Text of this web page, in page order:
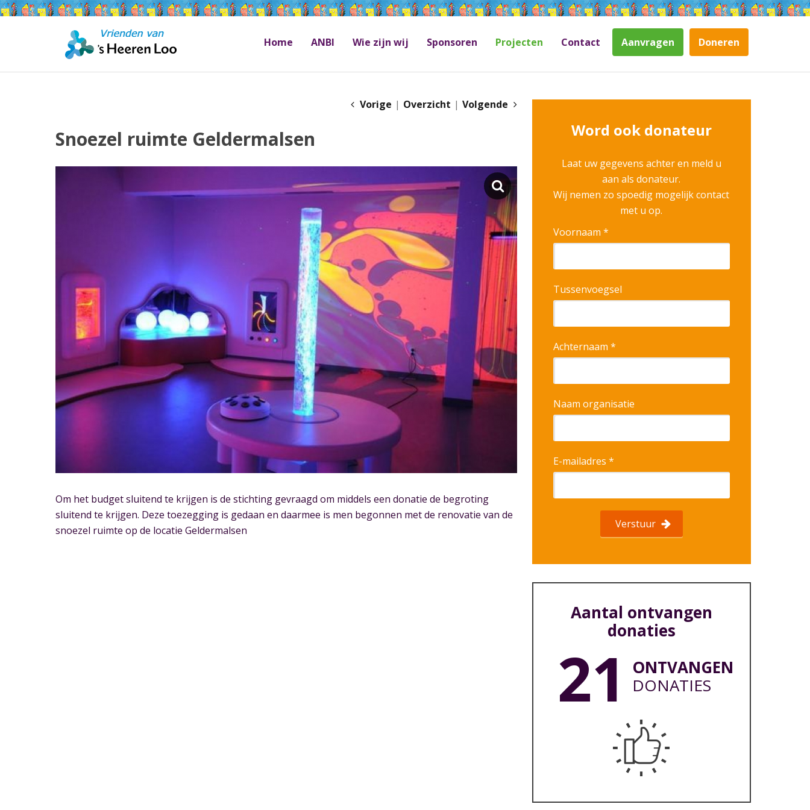
Home ANBI Wie zijn wij Sponsoren Projecten Contact Aanvragen Doneren
Volgende
|
Overzicht
|
Vorige
Snoezel ruimte Geldermalsen
Om het budget sluitend te krijgen is de stichting gevraagd om middels een donatie de begroting
sluitend te krijgen. Deze toezegging is gedaan en daarmee is men begonnen met de renovatie van de
snoezel ruimte op de locatie Geldermalsen
Word ook donateur
Laat uw gegevens achter en meld u
aan als donateur.
Wij nemen zo spoedig mogelijk contact
met u op.
Voornaam *
Tussenvoegsel
Achternaam *
Naam organisatie
E-mailadres *
Aantal ontvangen
donaties
21
ONTVANGEN
DONATIES